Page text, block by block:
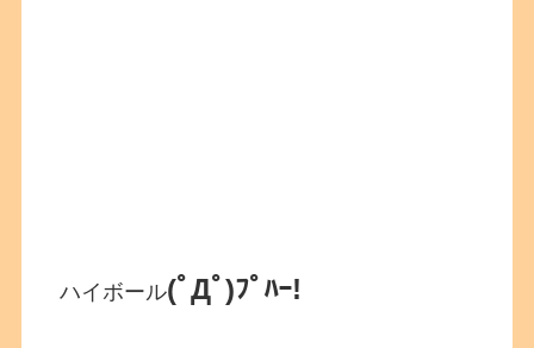
ハイボール(ﾟДﾟ)ﾌﾟﾊｰ!